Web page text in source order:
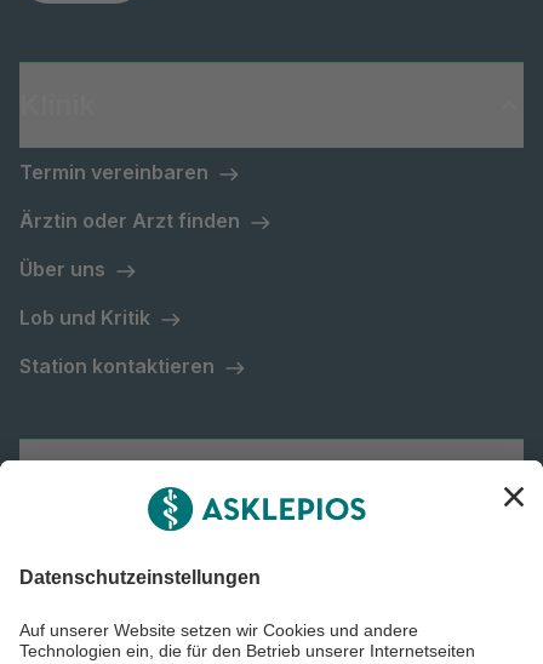
Termin vereinbaren
Ärztin oder Arzt finden
Über uns
Lob und Kritik
Station kontaktieren
Asklepios Gruppe